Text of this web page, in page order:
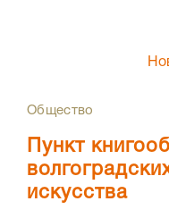
Общество
Пункт
искусства